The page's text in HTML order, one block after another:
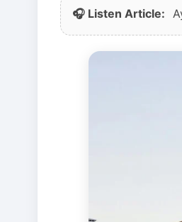
🎧 Listen Article: